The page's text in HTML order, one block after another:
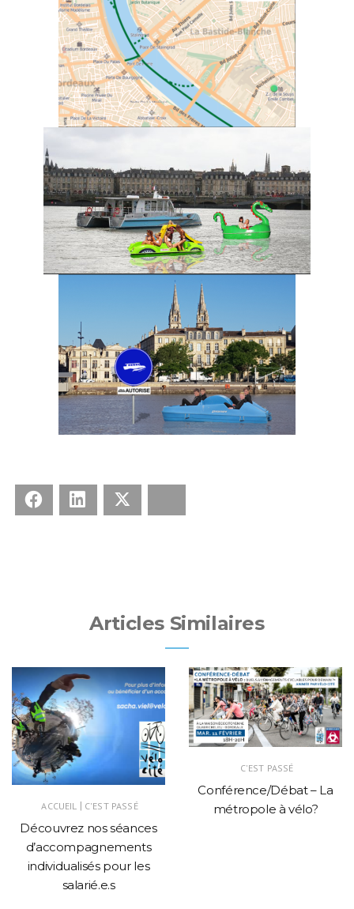
Facebook LinkedIn
Articles Similaires
ACCUEIL | C'EST PASSÉ
Découvrez nos séances
d’accompagnements
individualisés pour les
salarié.e.s
C'EST PASSÉ
Conférence/Débat – La
métropole à vélo?